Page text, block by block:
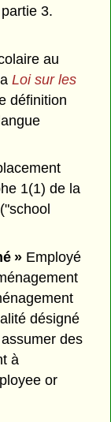
3.
au
Loi sur les
définition
1(1) de la
»Employé
désigné
des
à
or